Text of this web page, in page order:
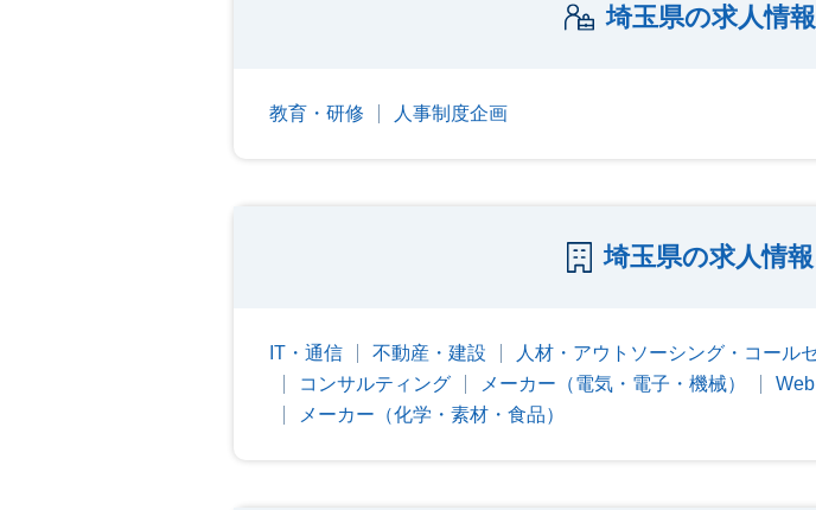
埼玉県の求人情
教育・研修 人事制度企画
埼玉県の求人情
IT・通信 不動産・建設 人材・アウトソーシング・コール
コンサルティング
メーカー（電気・電子・機械）
メーカー（化学・素材・食品）